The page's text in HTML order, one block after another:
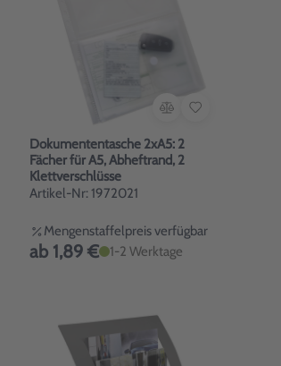
Dokumententasche 2xA5: 2
Fächer für A5, Abheftrand, 2
Klettverschlüsse
Artikel-Nr: 1972021
Mengenstaffelpreis verfügbar
ab 1,89 € 1-2 Werktage